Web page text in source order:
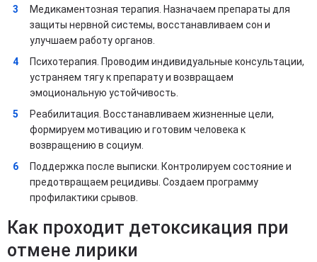
Медикаментозная терапия. Назначаем препараты для
защиты нервной системы, восстанавливаем сон и
улучшаем работу органов.
Психотерапия. Проводим индивидуальные консультации,
устраняем тягу к препарату и возвращаем
эмоциональную устойчивость.
Реабилитация. Восстанавливаем жизненные цели,
формируем мотивацию и готовим человека к
возвращению в социум.
Поддержка после выписки. Контролируем состояние и
предотвращаем рецидивы. Создаем программу
профилактики срывов.
Как проходит детоксикация при
отмене лирики